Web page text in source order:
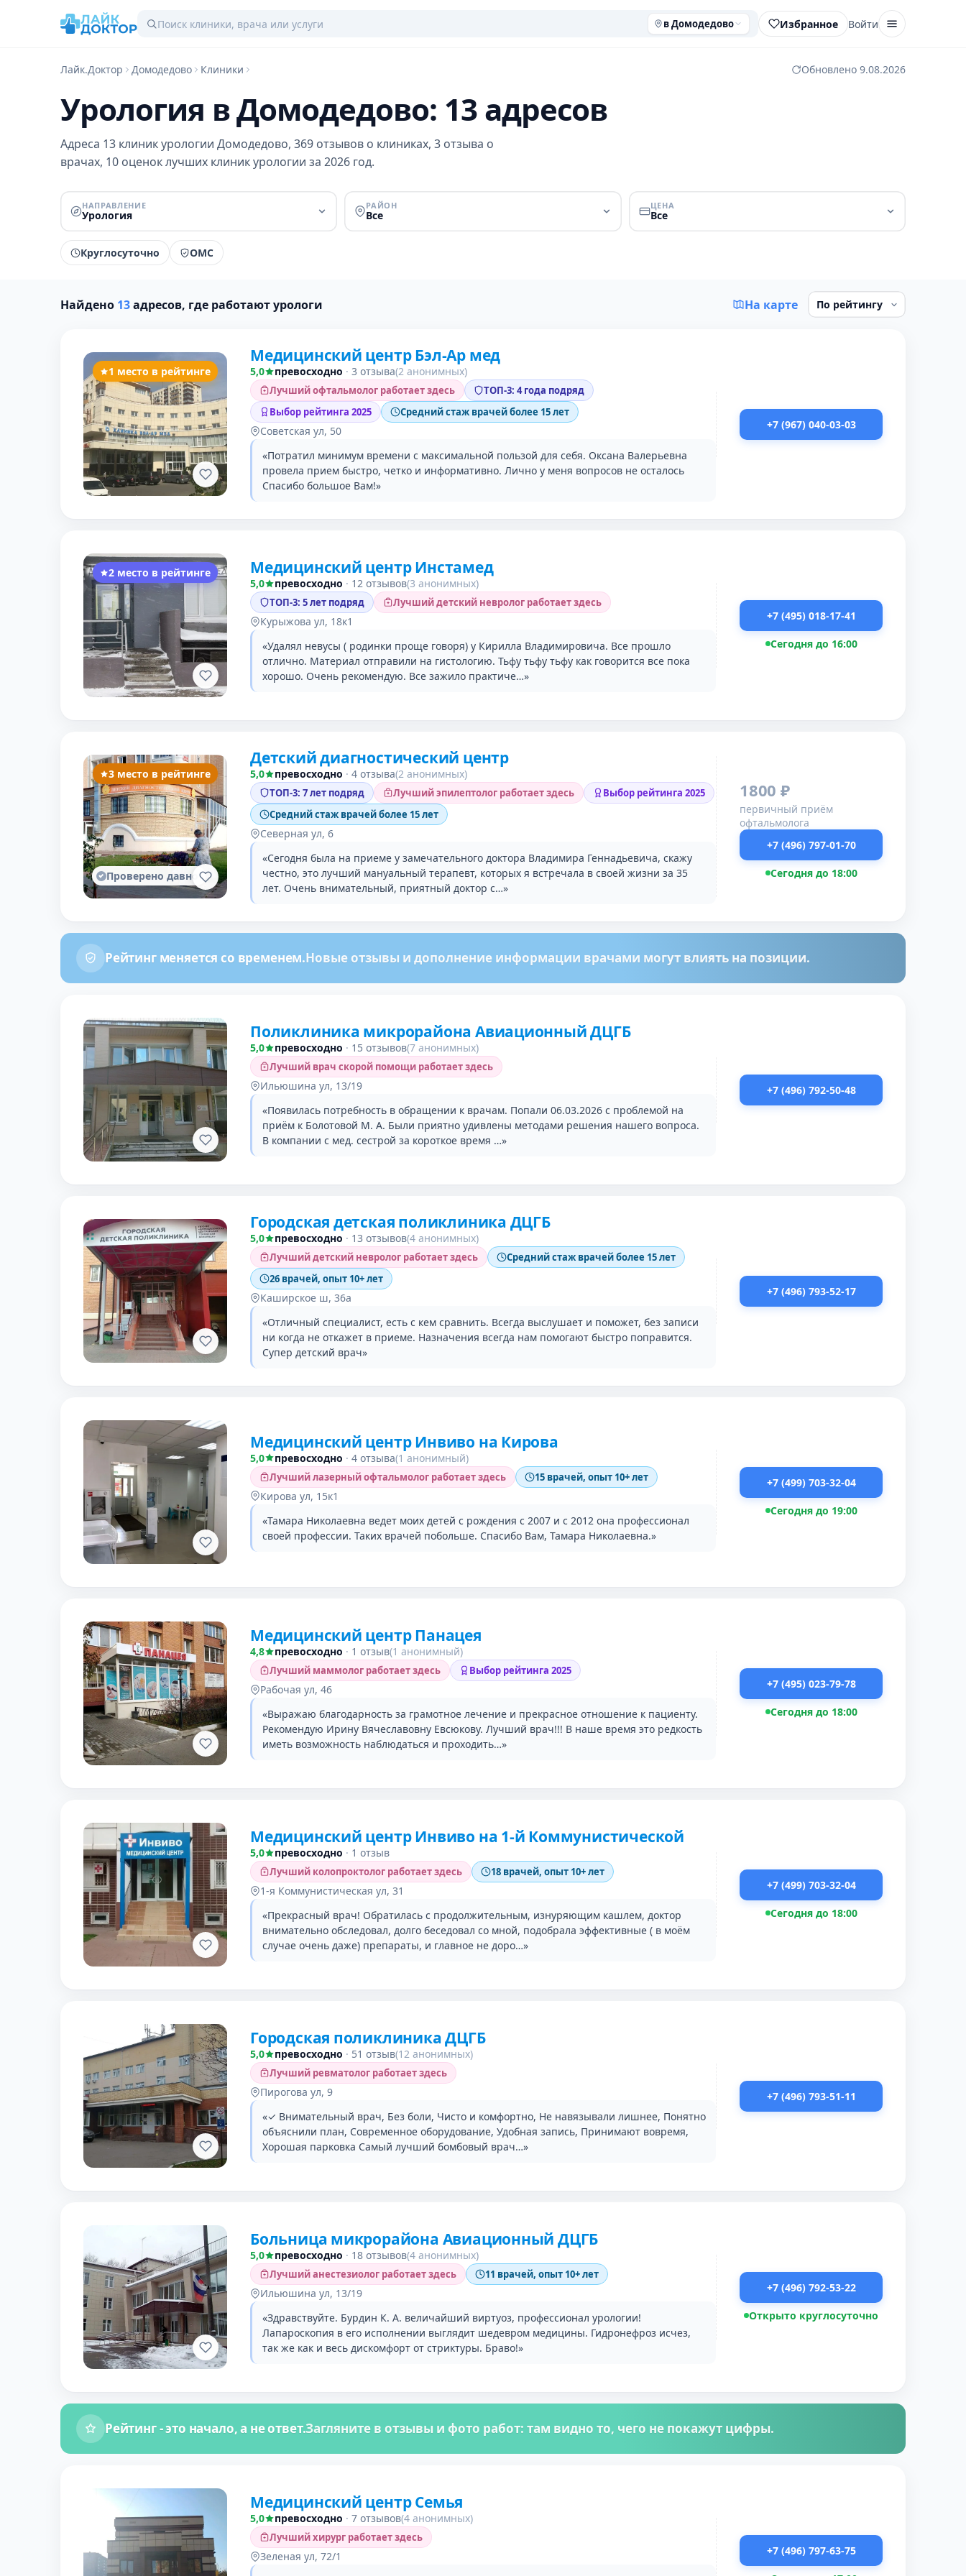
в Домодедово Избранное Войти
Лайк.Доктор Домодедово Клиники Обновлено 9.08.2026
Урология в Домодедово: 13 адресов
Адреса 13 клиник урологии Домодедово, 369 отзывов о клиниках, 3 отзыва о
врачах, 10 оценок лучших клиник урологии за 2026 год.
НАПРАВЛЕНИЕ
Урология
РАЙОН
Все
ЦЕНА
Все
Круглосуточно ОМС
Найдено 13адресов, где работают урологи На карте
1 место в рейтинге
Медицинский центр Бэл-Ар мед
5,0 превосходно · 3 отзыва(2 анонимных)
Лучший офтальмолог работает здесь
ТОП-3: 4 года подряд
Выбор рейтинга 2025
Средний стаж врачей более 15 лет
Советская ул, 50
«Потратил минимум времени с максимальной пользой для себя. Оксана Валерьевна
провела прием быстро, четко и информативно. Лично у меня вопросов не осталось
Спасибо большое Вам!»
+7 (967) 040-03-03
2 место в рейтинге Медицинский центр Инстамед
5,0 превосходно · 12 отзывов(3 анонимных)
ТОП-3: 5 лет подряд Лучший детский невролог работает здесь
Курыжова ул, 18к1
«Удалял невусы ( родинки проще говоря) у Кирилла Владимировича. Все прошло
отлично. Материал отправили на гистологию. Тьфу тьфу тьфу как говорится все пока
хорошо. Очень рекомендую. Все зажило практиче…»
+7 (495) 018-17-41
Сегодня до 16:00
Проверено давно
3 место в рейтинге
Детский диагностический центр
5,0 превосходно · 4 отзыва(2 анонимных)
ТОП-3: 7 лет подряд Лучший эпилептолог работает здесь
Выбор рейтинга 2025
Средний стаж врачей более 15 лет
Северная ул, 6
«Сегодня была на приеме у замечательного доктора Владимира Геннадьевича, скажу
честно, это лучший мануальный терапевт, которых я встречала в своей жизни за 35
лет. Очень внимательный, приятный доктор с…»
1800 ₽
первичный приём
офтальмолога
+7 (496) 797-01-70
Сегодня до 18:00
Рейтинг меняется со временем.Новые отзывы и дополнение информации врачами могут влиять на позиции.
Поликлиника микрорайона Авиационный ДЦГБ
5,0 превосходно · 15 отзывов(7 анонимных)
Лучший врач скорой помощи работает здесь
Ильюшина ул, 13/19
«Появилась потребность в обращении к врачам. Попали 06.03.2026 с проблемой на
приём к Болотовой М. А. Были приятно удивлены методами решения нашего вопроса.
В компании с мед. сестрой за короткое время …»
+7 (496) 792-50-48
Городская детская поликлиника ДЦГБ
5,0 превосходно · 13 отзывов(4 анонимных)
Лучший детский невролог работает здесь
Средний стаж врачей более 15 лет
26 врачей, опыт 10+ лет
Каширское ш, 36а
«Отличный специалист, есть с кем сравнить. Всегда выслушает и поможет, без записи
ни когда не откажет в приеме. Назначения всегда нам помогают быстро поправится.
Супер детский врач»
+7 (496) 793-52-17
Медицинский центр Инвиво на Кирова
5,0 превосходно · 4 отзыва(1 анонимный)
Лучший лазерный офтальмолог работает здесь 15 врачей, опыт 10+ лет
Кирова ул, 15к1
«Тамара Николаевна ведет моих детей с рождения с 2007 и с 2012 она профессионал
своей профессии. Таких врачей побольше. Спасибо Вам, Тамара Николаевна.»
+7 (499) 703-32-04
Сегодня до 19:00
Медицинский центр Панацея
4,8 превосходно · 1 отзыв(1 анонимный)
Лучший маммолог работает здесь Выбор рейтинга 2025
Рабочая ул, 46
«Выражаю благодарность за грамотное лечение и прекрасное отношение к пациенту.
Рекомендую Ирину Вячеславовну Евсюкову. Лучший врач!!! В наше время это редкость
иметь возможность наблюдаться и проходить…»
+7 (495) 023-79-78
Сегодня до 18:00
Медицинский центр Инвиво на 1-й Коммунистической
5,0 превосходно · 1 отзыв
Лучший колопроктолог работает здесь 18 врачей, опыт 10+ лет
1-я Коммунистическая ул, 31
«Прекрасный врач! Обратилась с продолжительным, изнуряющим кашлем, доктор
внимательно обследовал, долго беседовал со мной, подобрала эффективные ( в моём
случае очень даже) препараты, и главное не доро…»
+7 (499) 703-32-04
Сегодня до 18:00
Городская поликлиника ДЦГБ
5,0 превосходно · 51 отзыв(12 анонимных)
Лучший ревматолог работает здесь
Пирогова ул, 9
«✓ Внимательный врач, Без боли, Чисто и комфортно, Не навязывали лишнее, Понятно
объяснили план, Современное оборудование, Удобная запись, Принимают вовремя,
Хорошая парковка Самый лучший бомбовый врач…»
+7 (496) 793-51-11
Больница микрорайона Авиационный ДЦГБ
5,0 превосходно · 18 отзывов(4 анонимных)
Лучший анестезиолог работает здесь 11 врачей, опыт 10+ лет
Ильюшина ул, 13/19
«Здравствуйте. Бурдин К. А. величайший виртуоз, профессионал урологии!
Лапароскопия в его исполнении выглядит шедевром медицины. Гидронефроз исчез,
так же как и весь дискомфорт от стриктуры. Браво!»
+7 (496) 792-53-22
Открыто круглосуточно
Рейтинг - это начало, а не ответ.Загляните в отзывы и фото работ: там видно то, чего не покажут цифры.
Медицинский центр Семья
5,0 превосходно · 7 отзывов(4 анонимных)
Лучший хирург работает здесь
Зеленая ул, 72/1
+7 (496) 797-63-75